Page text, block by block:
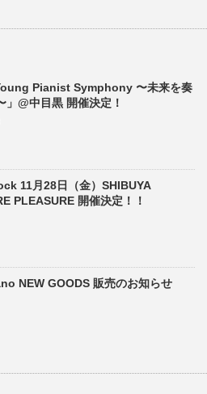
Pianist Symphony 〜未来を奏
」@中目黒 開催決定！
11月28日（金）SHIBUYA
PLEASURE 開催決定！！
NEW GOODS 販売のお知らせ